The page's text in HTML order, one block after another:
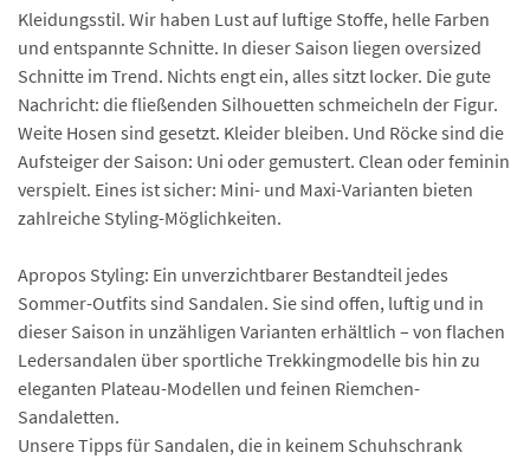
Kleidungsstil. Wir haben Lust auf luftige Stoffe, helle Farben
und entspannte Schnitte. In dieser Saison liegen oversized
Schnitte im Trend. Nichts engt ein, alles sitzt locker. Die gute
Nachricht: die fließenden Silhouetten schmeicheln der Figur.
Weite Hosen sind gesetzt. Kleider bleiben. Und Röcke sind die
Aufsteiger der Saison: Uni oder gemustert. Clean oder feminin
verspielt. Eines ist sicher: Mini- und Maxi-Varianten bieten
zahlreiche Styling-Möglichkeiten.
Apropos Styling: Ein unverzichtbarer Bestandteil jedes
Sommer-Outfits sind Sandalen. Sie sind offen, luftig und in
dieser Saison in unzähligen Varianten erhältlich – von flachen
Ledersandalen über sportliche Trekkingmodelle bis hin zu
eleganten Plateau-Modellen und feinen Riemchen-
Sandaletten.
Unsere Tipps für Sandalen, die in keinem Schuhschrank